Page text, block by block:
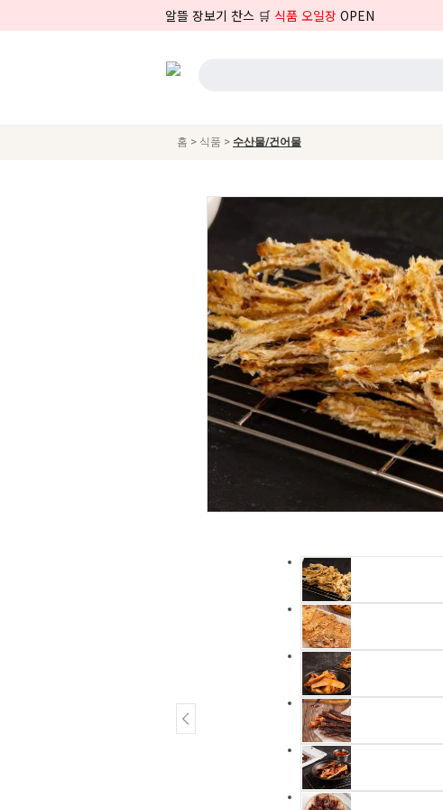
알뜰 장보기 찬스 🛒 식품 오일장 OPEN
홈 > 식품 > 수산물/건어물